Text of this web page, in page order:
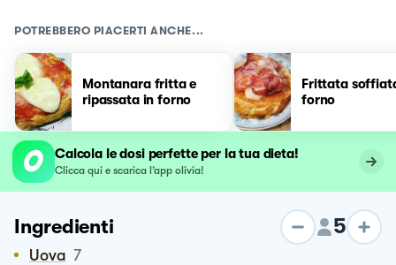
POTREBBERO PIACERTI ANCHE...
Montanara fritta e
ripassata in forno
Frittata
forno
Calcola le dosi perfette per la tua dieta!
Clicca qui e scarica l’app olivia!
Ingredienti 5
Uova 7